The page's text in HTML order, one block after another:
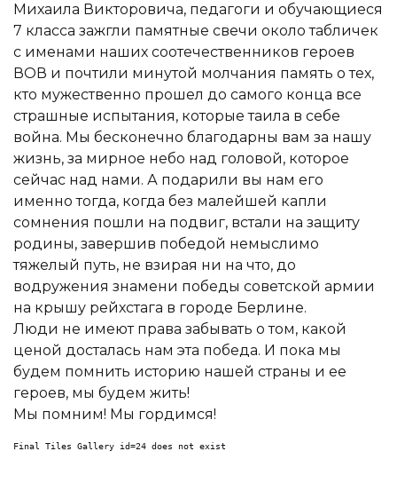
Михаила Викторовича, педагоги и обучающиеся
7 класса зажгли памятные свечи около табличек
с именами наших соотечественников героев
ВОВ и почтили минутой молчания память о тех,
кто мужественно прошел до самого конца все
страшные испытания, которые таила в себе
война. Мы бесконечно благодарны вам за нашу
жизнь, за мирное небо над головой, которое
сейчас над нами. А подарили вы нам его
именно тогда, когда без малейшей капли
сомнения пошли на подвиг, встали на защиту
родины, завершив победой немыслимо
тяжелый путь, не взирая ни на что, до
водружения знамени победы советской армии
на крышу рейхстага в городе Берлине.
Люди не имеют права забывать о том, какой
ценой досталась нам эта победа. И пока мы
будем помнить историю нашей страны и ее
героев, мы будем жить!
Мы помним! Мы гордимся!
Final Tiles Gallery id=24 does not exist